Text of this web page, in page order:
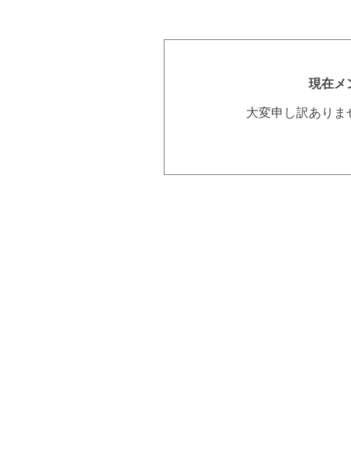
現在メ
大変申し訳あり